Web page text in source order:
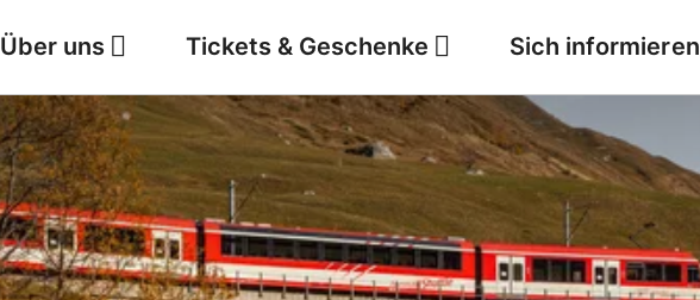
Über uns Tickets & Geschenke Sich informieren
Jobs Wetter